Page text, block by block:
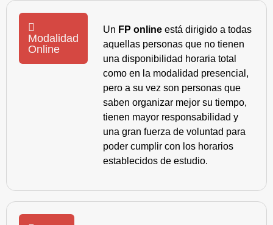
Modalidad
Online
Un FP online está dirigido a todas
aquellas personas que no tienen
una disponibilidad horaria total
como en la modalidad presencial,
pero a su vez son personas que
saben organizar mejor su tiempo,
tienen mayor responsabilidad y
una gran fuerza de voluntad para
poder cumplir con los horarios
establecidos de estudio.